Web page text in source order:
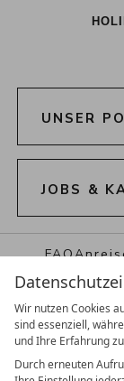
Wir nutzen Cookies
sind essenziell,
und Ihre Erfahrung
Durch erneuten
UNSER
JOBS &
FAQ
Prospekte